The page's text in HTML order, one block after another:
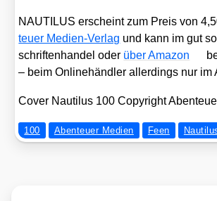
NAUTILUS erscheint zum Preis von
teu­er Medi­en-Ver­lag und kann im gut
schrif­ten­han­del oder über Ama­zon
– beim Online­händ­ler aller­dings nur im
Cover Nau­ti­lus 100 Copy­right
100 Abenteuer Medien Feen